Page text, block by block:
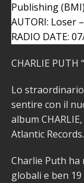
Publishing (BMI)
AUTORI: Loser
RADIO DATE:
CHARLIE PUTH
Lo
sentire con il
album
Atlantic Records.
Charlie Puth
globali e ben 19